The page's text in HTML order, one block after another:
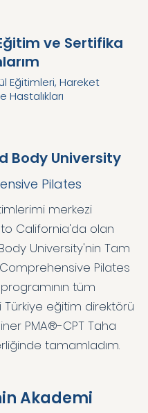
ve Sertifika
Eğitimleri, Hareket
Hastalıkları
Body University
Pilates
merkezi
California'da olan
University'nin Tam
Comprehensive Pilates
tüm
Türkiye eğitim direktörü
PMA®-CPT Taha
tamamladım.
Akademi